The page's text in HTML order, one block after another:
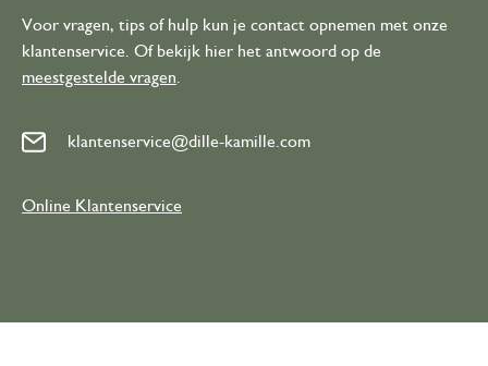
Voor vragen, tips of hulp kun je contact opnemen met onze
klantenservice. Of bekijk hier het antwoord op de
meestgestelde vragen
klantenservice@dille-kamille.com
Online Klantenservice